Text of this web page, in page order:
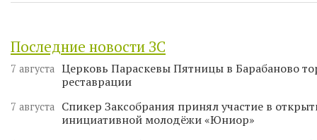
Последние новости ЗС
7 августа Церковь Параскевы Пятницы в Барабаново
реставрации
7 августа
Спикер Заксобрания принял участие в
инициативной молодёжи «Юниор»